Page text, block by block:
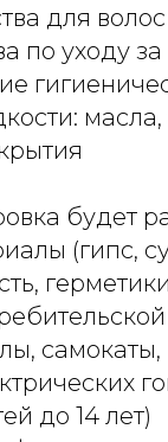
для
по уходу
будет
(гипс,
до 14 лет)